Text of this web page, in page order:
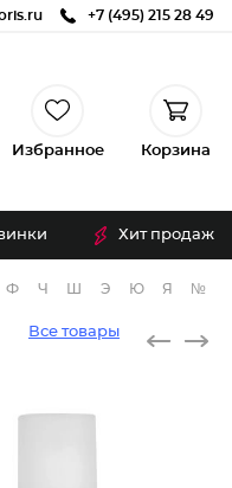
+7 (495) 215 28 49
Избранное Корзина
Хит продаж
Ф Ч Э Ю Я №
Все товары